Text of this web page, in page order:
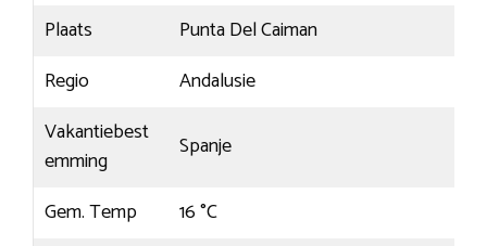
Plaats
Punta Del Caiman
Regio
Andalusie
Vakantiebest
emming
Spanje
Gem. Temp
16 °C